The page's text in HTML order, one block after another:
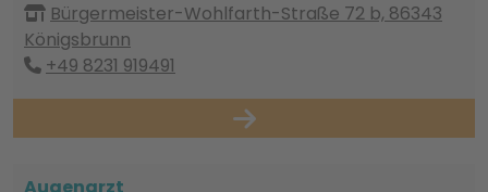
Bürgermeister-Wohlfarth-Straße 72 b, 86343
Königsbrunn
+49 8231 919491